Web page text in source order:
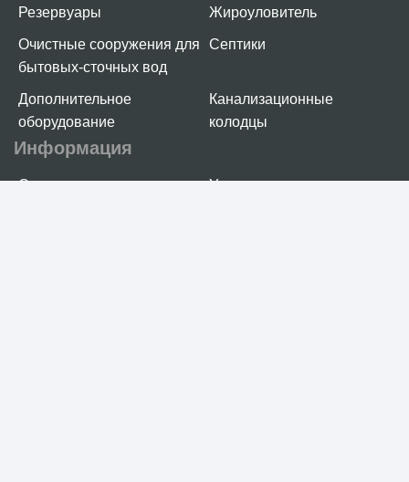
Резервуары Жироуловитель
Очистные сооружения для
бытовых-сточных вод
Септики
Дополнительное
оборудование
Канализационные
колодцы
Информация
О компании Услуги